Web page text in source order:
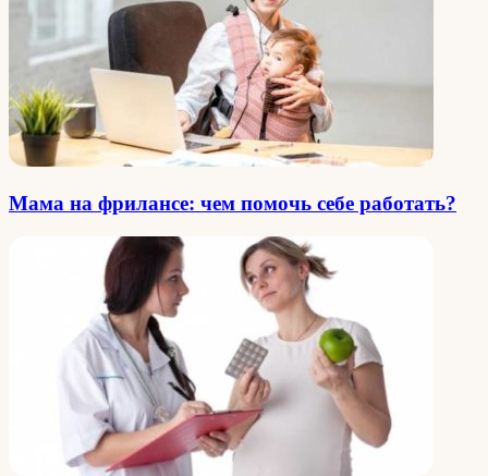
Мама на фрилансе: чем помочь себе работать?